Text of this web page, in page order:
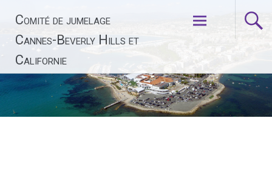
contenu
Comité de jumelage
Cannes-Beverly Hills et
Californie